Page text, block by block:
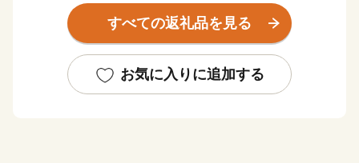
特に当市のオススメは、子供から大人まで大人気のシャ
インマスカットです。その他、一年を通じて笛吹市の魅
すべての返礼品を見る
お気に入りに追加する